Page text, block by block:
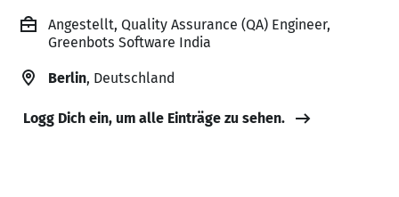
Angestellt, Quality Assurance (QA) Engineer,
Greenbots Software India
Berlin, Deutschland
Logg Dich ein, um alle Einträge zu sehen.